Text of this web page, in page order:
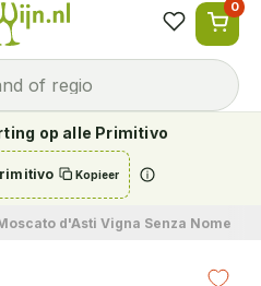
of regio
0
op alle Primitivo
Kopieer Info
d'Asti Vigna Senza Nome